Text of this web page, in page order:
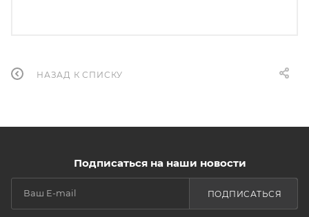
НАЗАД К СПИСКУ
Подписаться на наши новости
ПОДПИСАТЬСЯ